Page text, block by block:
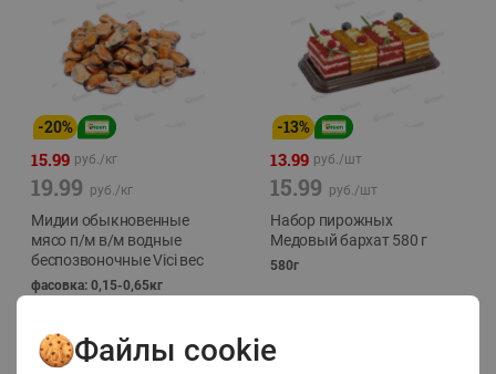
-20%
15.99 руб./кг
19.99 руб./кг
Мидии обыкновенные
мясо п/м в/м водные
беспозвоночные Vici вес
фасовка: 0,15-0,65кг
-13%
13.99 руб./шт
15.99 руб./шт
Набор пирожных
Медовый бархат 580 г
580г
Файлы cookie